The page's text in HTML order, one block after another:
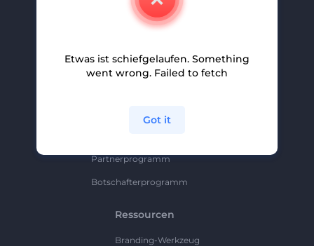
Partnerprogramm
Partnerprogramm
Botschafterprogramm
Ressourcen
Branding-Werkzeug
Etwas ist schiefgelaufen. Something
went wrong. Failed to fetch
Got it